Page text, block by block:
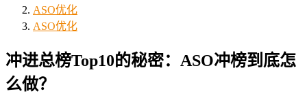
ASO优化
ASO优化
冲进总榜Top10的秘密：ASO冲榜到底怎
么做？